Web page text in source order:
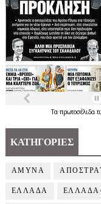
Τα πρωτοσέλιδα
ΚΑΤΗΓΟΡΙΕΣ
ΑΜΥΝΑ
ΕΛΛΑΔΑ